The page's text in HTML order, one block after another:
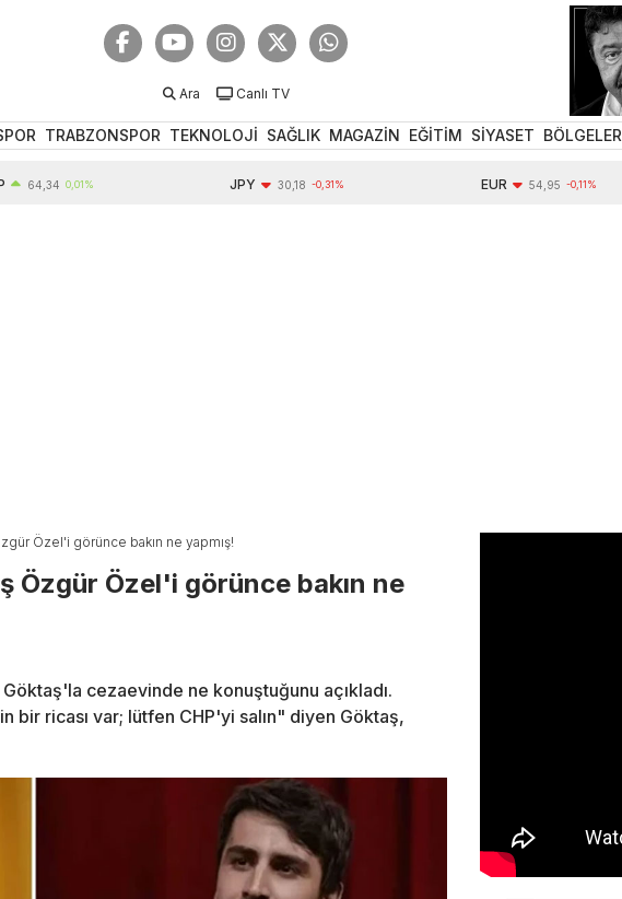
Ara Canlı TV
TRABZONSPOR TEKNOLOJİ SAĞLIK MAGAZİN EĞİTİM SİYASET BÖLGELER
0,01% 30,18 -0,31% 54,95 -0,11%
Özel'i görünce bakın ne yapmış!
Özgür Özel'i görünce bakın ne
cezaevinde ne konuştuğunu açıkladı.
bir ricası var; lütfen CHP'yi salın" diyen Göktaş,